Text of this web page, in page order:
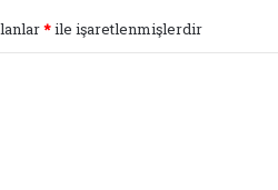
*ile işaretlenmişlerdir